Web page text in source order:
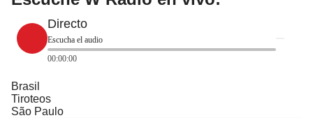
Directo
Escucha el audio
00:00:00
Brasil
Tiroteos
São Paulo